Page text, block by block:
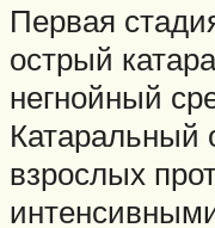
Первая
острый
негнойный
Катаральный
взрослых